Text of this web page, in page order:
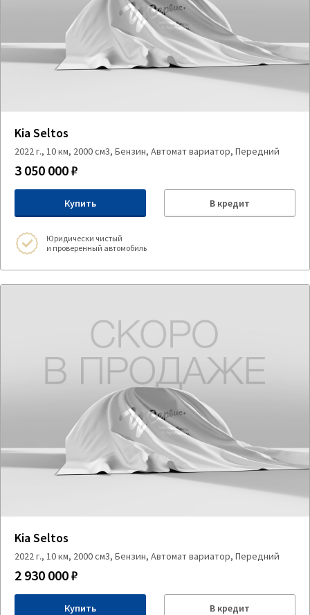
Kia Seltos
2022 г., 10 км, 2000 см3, Бензин, Автомат вариатор, Передний
3 050 000 ₽
Купить В кредит
Юридически чистый
и проверенный автомобиль
Kia Seltos
2022 г., 10 км, 2000 см3, Бензин, Автомат вариатор, Передний
2 930 000 ₽
Купить В кредит